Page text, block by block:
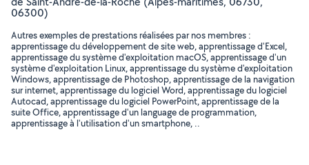
06300)
Autres exemples de prestations réalisées par nos membres :
apprentissage du développement de site web, apprentissage d'Excel,
apprentissage du système d'exploitation macOS, apprentissage d'un
système d'exploitation Linux, apprentissage du système d'exploitation
Windows, apprentissage de Photoshop, apprentissage de la navigation
sur internet, apprentissage du logiciel Word, apprentissage du logiciel
Autocad, apprentissage du logiciel PowerPoint, apprentissage de la
suite Office, apprentissage d'un language de programmation,
apprentissage à l'utilisation d'un smartphone, ..